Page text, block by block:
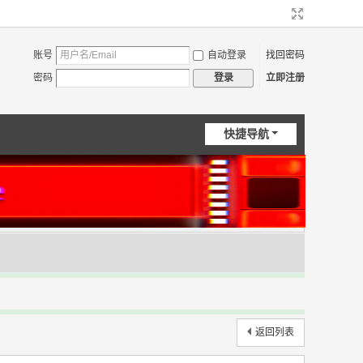
账号 自动登录
找回密码
密码
登录 立即注册
快捷导航
返回列表